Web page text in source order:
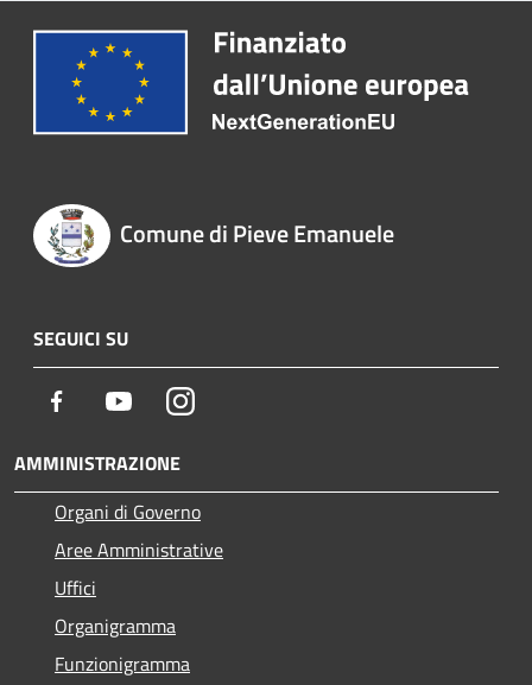
Comune di Pieve Emanuele
SEGUICI SU
Facebook YoutubeInstagram
AMMINISTRAZIONE
Organi di Governo
Aree Amministrative
Uffici
Organigramma
Funzionigramma